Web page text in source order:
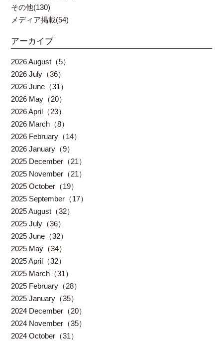
その他(130)
メディア掲載(54)
アーカイブ
2026 August（5）
2026 July（36）
2026 June（31）
2026 May（20）
2026 April（23）
2026 March（8）
2026 February（14）
2026 January（9）
2025 December（21）
2025 November（21）
2025 October（19）
2025 September（17）
2025 August（32）
2025 July（36）
2025 June（32）
2025 May（34）
2025 April（32）
2025 March（31）
2025 February（28）
2025 January（35）
2024 December（20）
2024 November（35）
2024 October（31）